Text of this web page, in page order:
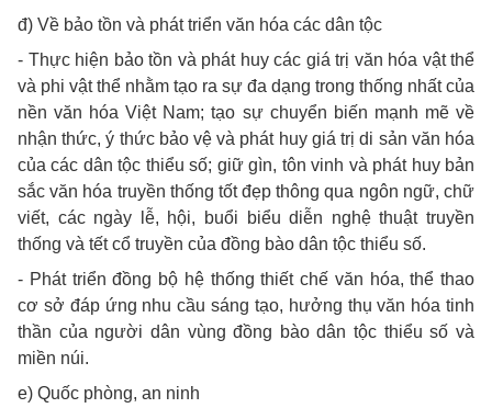
đ) Về bảo tồn và phát triển văn hóa các dân tộc
- Thực hiện bảo tồn và phát huy các giá trị văn hóa vật thể
và phi vật thể nhằm tạo ra sự đa dạng trong thống nhất của
nền văn hóa Việt Nam; tạo sự chuyển biến mạnh mẽ về
nhận thức, ý thức bảo vệ và phát huy giá trị di sản văn hóa
của các dân tộc thiểu số; giữ gìn, tôn vinh và phát huy bản
sắc văn hóa truyền thống tốt đẹp thông qua ngôn ngữ, chữ
viết, các ngày lễ, hội, buổi biểu diễn nghệ thuật truyền
thống và tết cổ truyền của đồng bào dân tộc thiểu số.
- Phát triển đồng bộ hệ thống thiết chế văn hóa, thể thao
cơ sở đáp ứng nhu cầu sáng tạo, hưởng thụ văn hóa tinh
thần của người dân vùng đồng bào dân tộc thiểu số và
miền núi.
e) Quốc phòng, an ninh